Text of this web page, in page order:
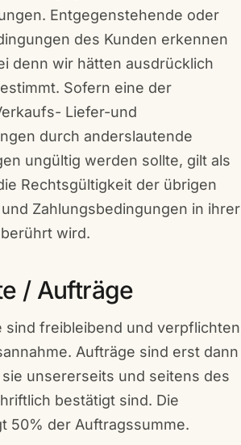
Entgegenstehende oder
des Kunden erkennen
denn wir hätten ausdrücklich
Sofern eine der
Liefer-und
durch anderslautende
ungültig werden sollte, gilt als
Rechtsgültigkeit der übrigen
Zahlungsbedingungen in ihrer
wird.
/ Aufträge
sind freibleibend und verpflichten
Aufträge sind erst dann
unsererseits und seitens des
bestätigt sind. Die
50% der Auftragssumme.